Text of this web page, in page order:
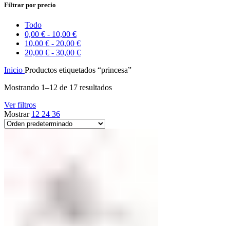
Filtrar por precio
Todo
0,00 € - 10,00 €
10,00 € - 20,00 €
20,00 € - 30,00 €
Inicio Productos etiquetados “princesa”
Mostrando 1–12 de 17 resultados
Ver filtros
Mostrar 12 24 36